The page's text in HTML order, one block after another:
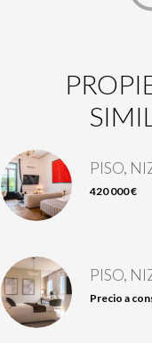
PISO,
420 000 €
PISO,
Precio a